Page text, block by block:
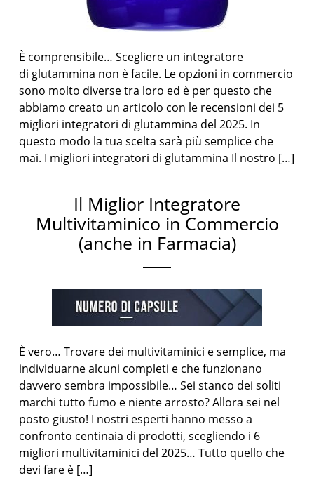
È comprensibile… Scegliere un integratore
di glutammina non è facile. Le opzioni in commercio
sono molto diverse tra loro ed è per questo che
abbiamo creato un articolo con le recensioni dei 5
migliori integratori di glutammina del 2025. In
questo modo la tua scelta sarà più semplice che
mai. I migliori integratori di glutammina Il nostro […]
Il Miglior Integratore
Multivitaminico in Commercio
(anche in Farmacia)
È vero… Trovare dei multivitaminici e semplice, ma
individuarne alcuni completi e che funzionano
davvero sembra impossibile… Sei stanco dei soliti
marchi tutto fumo e niente arrosto? Allora sei nel
posto giusto! I nostri esperti hanno messo a
confronto centinaia di prodotti, scegliendo i 6
migliori multivitaminici del 2025… Tutto quello che
devi fare è […]